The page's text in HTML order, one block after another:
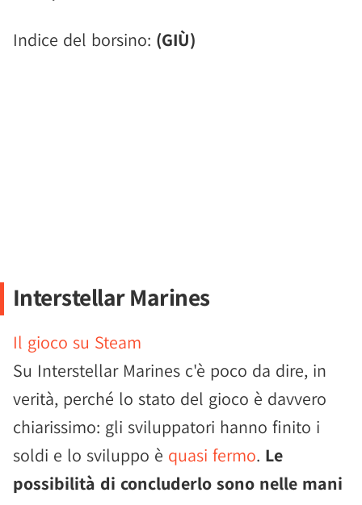
Indice del borsino: (GIÙ)
Interstellar Marines
Il gioco su Steam
Su Interstellar Marines c'è poco da dire, in
verità, perché lo stato del gioco è davvero
chiarissimo: gli sviluppatori hanno finito i
soldi e lo sviluppo è quasi fermo. Le
possibilità di concluderlo sono nelle mani